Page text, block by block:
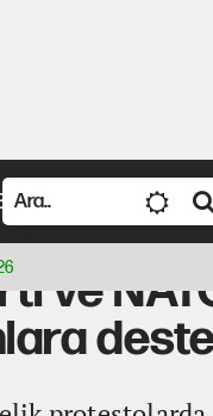
ve Teknoloji
destek
ve